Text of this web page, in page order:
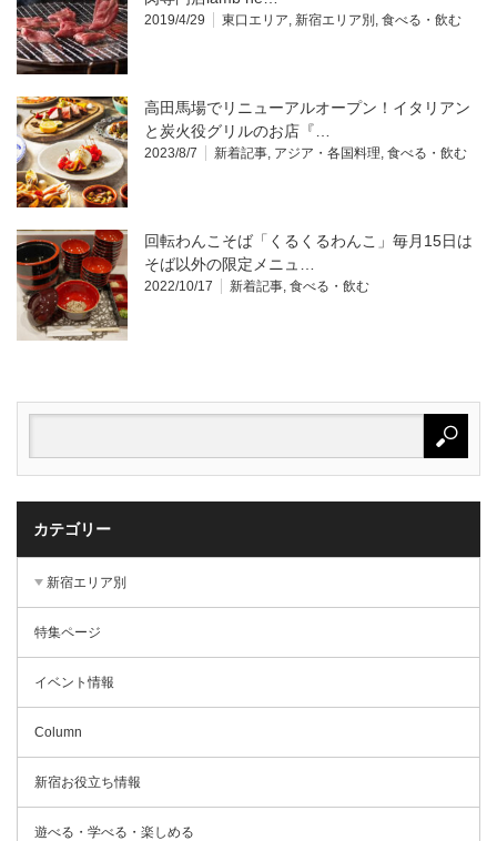
2019/4/29 東口エリア, 新宿エリア別, 食べる・飲む
高田馬場でリニューアルオープン！イタリアン
と炭火役グリルのお店『…
2023/8/7 新着記事, アジア・各国料理, 食べる・飲む
回転わんこそば「くるくるわんこ」毎月15日は
そば以外の限定メニュ…
2022/10/17 新着記事, 食べる・飲む
カテゴリー
新宿エリア別
特集ページ
イベント情報
Column
新宿お役立ち情報
遊べる・学べる・楽しめる